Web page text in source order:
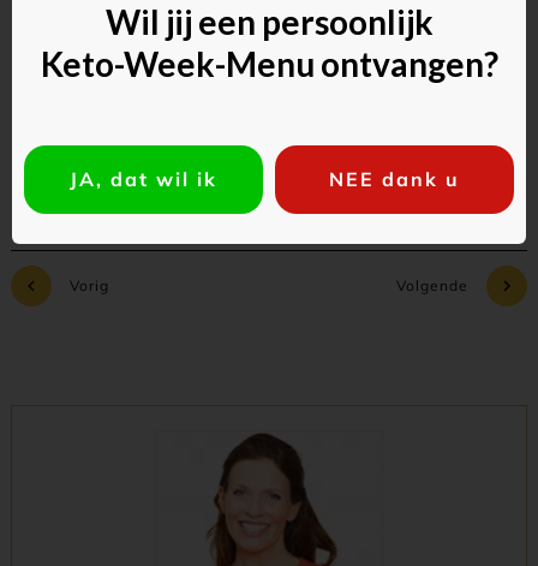
Commentaar toevoegen
Vorig Volgende
Wil jij een persoonlijk
Keto-Week-Menu ontvangen?
JA, dat wil ik NEE dank u